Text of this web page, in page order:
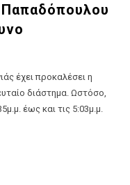
Παπαδόπουλου
έχει προκαλέσει η
διάστημα. Ωστόσο,
έως και τις 5:03μ.μ.